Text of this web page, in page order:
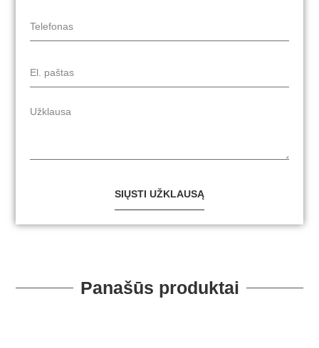
SIŲSTI UŽKLAUSĄ
Panašūs produktai